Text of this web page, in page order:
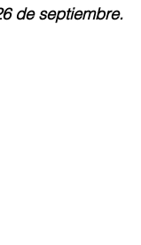
de septiembre.